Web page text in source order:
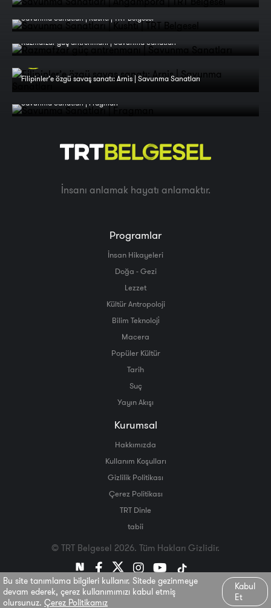
Savunma Sanatları | Kushti | TRT Belgesel
Razmafzar güç antrenmanı | Savunma Sanatları
Filipinler’e özgü savaş sanatı: Arnis | Savunma Sanatları
Savunma Sanatları | Fragman
Bu site tanımlama bilgileri kullanır. Sitede gezinmeye
devam ederek, çerez kullanımımızı kabul etmiş
olursunuz. Çerez Politikamız
Kabul
Et
İnsanı anlamak hayatı anlamaktır.
Programlar
İnsan Hikayeleri
Doğa - Gezi
Lezzet
Kültür Antropoloji
Bilim Teknoloji̇
Macera
Popüler Kültür
Tarih
Suç
Yayın Akışı
Kurumsal
Hakkımızda
Kullanım Koşulları
Gizlilik Politikası
Çerez Politikası
TRT Dinle
tabii
© TRT Belgesel 2026. Tüm Hakları Gizlidir.